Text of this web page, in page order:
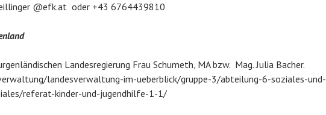
@efk.at oder +43 6764439810
Landesregierung Frau Schumeth, MA bzw. Mag. Julia Bacher.
landesverwaltung-im-ueberblick/gruppe-3/abteilung-6-soziales-und-
referat-kinder-und-jugendhilfe-1-1/